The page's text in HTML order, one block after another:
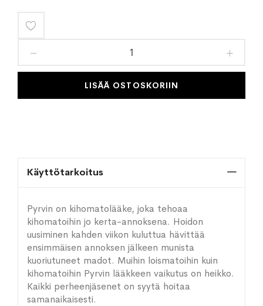
toivelistaan
LISÄÄ OSTOSKORIIN
Käyttötarkoitus
Pyrvin on kihomatolääke, joka tehoaa
kihomatoihin jo kerta-annoksena. Hoidon
uusiminen kahden viikon kuluttua hävittää
ensimmäisen annoksen jälkeen munista
kuoriutuneet madot. Muihin loismatoihin kuin
kihomatoihin Pyrvin lääkkeen vaikutus on heikko.
Kaikki perheenjäsenet on syytä hoitaa
samanaikaisesti.